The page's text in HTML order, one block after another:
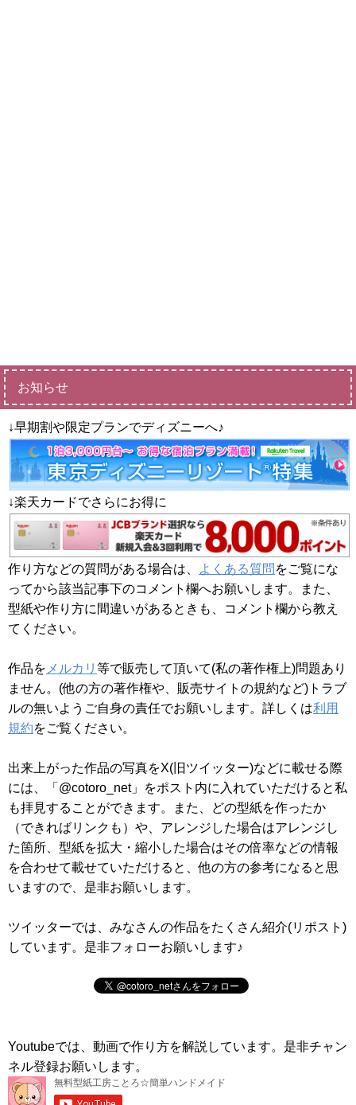
お知らせ
↓早期割や限定プランでディズニーへ♪
↓楽天カードでさらにお得に
作り方などの質問がある場合は、 よくある質問をご覧にな
ってから該当記事下のコメント欄へお願いします。また、
型紙や作り方に間違いがあるときも、コメント欄から教え
てください。
作品を メルカリ 等で販売して頂いて(私の著作権上)問題あり
ません。(他の方の著作権や、販売サイトの規約など)トラブ
ルの無いようご自身の責任でお願いします。詳しくは利用
規約をご覧ください。
出来上がった作品の写真をX(旧ツイッター)などに載せる際
には、「@cotoro_net」をポスト内に入れていただけると私
も拝見することができます。また、どの型紙を作ったか
（できればリンクも）や、アレンジした場合はアレンジし
た箇所、型紙を拡大・縮小した場合はその倍率などの情報
を合わせて載せていただけると、他の方の参考になると思
いますので、是非お願いします。
ツイッターでは、みなさんの作品をたくさん紹介(リポスト)
しています。是非フォローお願いします♪
Youtubeでは、動画で作り方を解説しています。是非チャン
ネル登録お願いします。